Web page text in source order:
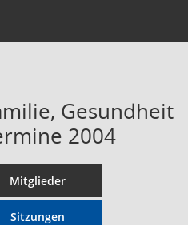
Gesundheit
2004
Mitglieder
Sitzungen